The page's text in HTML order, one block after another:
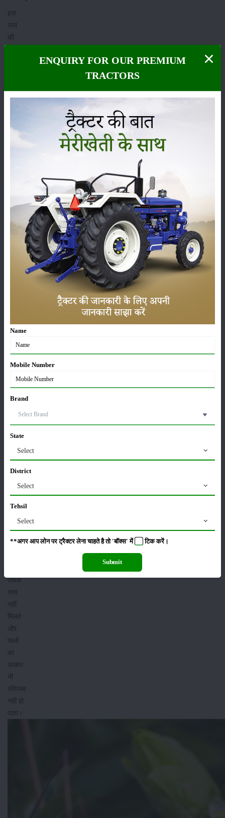
इस
फल
की
समय
सिंचाई
परिपक्व
तत्व
तथा
फलों
का
आकार
ठीक
रहता
यदि
समय
सिंचाई
नहीं
जाती
तो पौधे
पोषक
तत्व
नहीं
मिलते
और
फलों
का
आकार
भी
परिपक्व
नहीं हो
पाता।
ENQUIRY FOR OUR PREMIUM
TRACTORS
Name
Mobile Number
Brand
State
Select
District
Select
Tehsil
Select
**अगर आप लोन पर ट्रैक्टर लेना चाहते है तो 'बॉक्स' में टिककरें।
Submit